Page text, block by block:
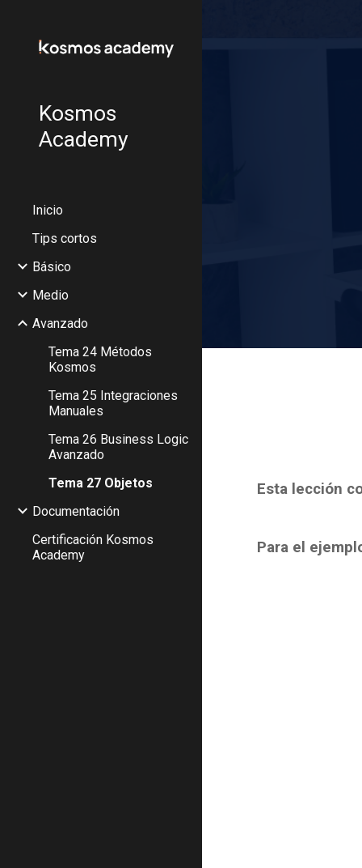
Kosmos
Academy
Inicio
Tips cortos
Básico
Medio
Avanzado
Tema 24 Métodos
Kosmos
Tema 25 Integraciones
Manuales
Tema 26 Business Logic
Avanzado
Tema 27 Objetos
Documentación
Certificación Kosmos
Academy
Esta lección
Para el